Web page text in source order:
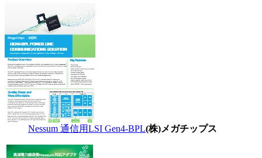
Nessum 通信用LSI Gen4-BPL(株)メガチップス